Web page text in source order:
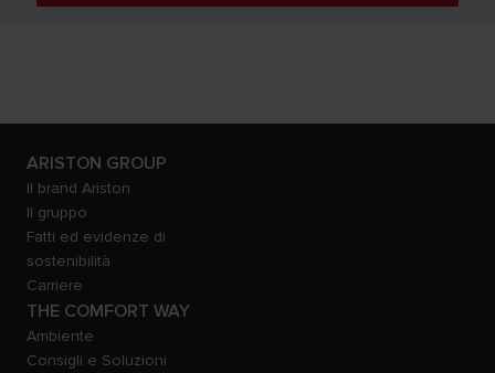
ARISTON GROUP
Il brand Ariston
Il gruppo
Fatti ed evidenze di
sostenibilità
Carriere
THE COMFORT WAY
Ambiente
Consigli e Soluzioni